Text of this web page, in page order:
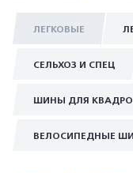
ЛЕГКОВЫЕ
СЕЛЬХОЗ И СПЕЦ
ШИНЫ ДЛЯ
ВЕЛОСИПЕДНЫЕ